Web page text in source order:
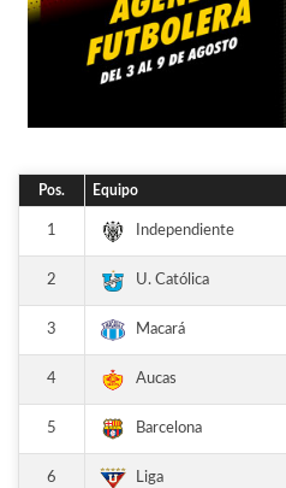
Pos. Equipo
1 Independiente
2 U. Católica
3 Macará
4 Aucas
5 Barcelona
6 Liga